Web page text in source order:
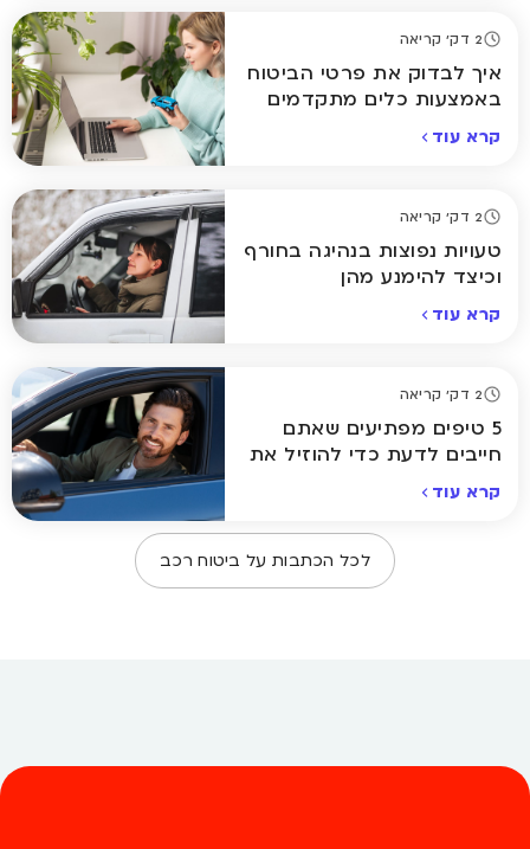
2 דק' קריאה
איך לבדוק את פרטי הביטוח
באמצעות כלים מתקדמים
קרא עוד
2 דק' קריאה
טעויות נפוצות בנהיגה בחורף
וכיצד להימנע מהן
קרא עוד
2 דק' קריאה
5 טיפים מפתיעים שאתם
חייבים לדעת כדי להוזיל את
קרא עוד
לכל הכתבות על ביטוח רכב